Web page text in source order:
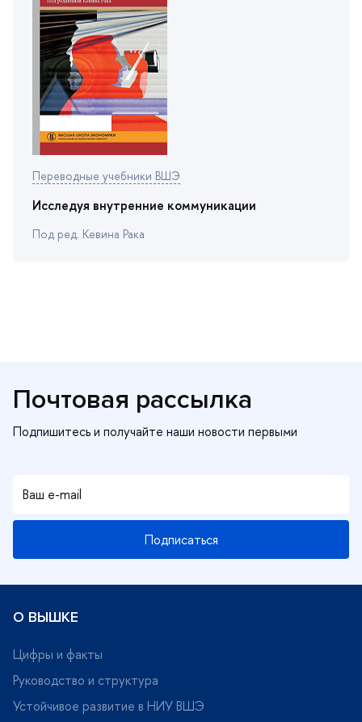
Переводные учебники ВШЭ
Исследуя внутренние коммуникации
Под ред. Кевина Рака
Почтовая рассылка
Подписаться
О ВЫШКЕ
Цифры и факты
Руководство и структура
Устойчивое развитие в НИУ ВШЭ